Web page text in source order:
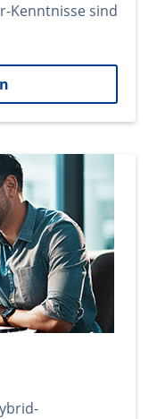
Kenntnisse sind